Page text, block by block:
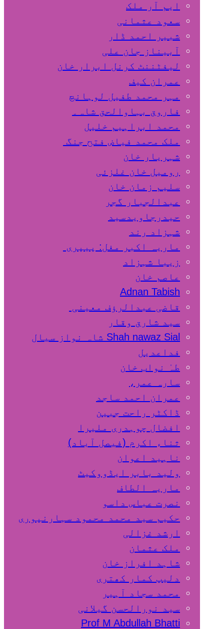
ایم آر ملک
سعود عثمانی
شبیر احمد ڈار
آبیناز جان علی
لیفٹننٹ کرنل ابرار خان
عمران کیف
مہر محمد طفیل لوہانچ
فاروق بہاوالحق شاہ۔
محمد ابراہیم خلیل
ملک محمد فیاض فتح جنگ
شہریار خان
رومیل خان غلزئی
سلیم زمان خان
عبدالجبار گجر
حیدرجاویدسید
شہزاد رند
ماریہ اکبر مغل: پیپری
زیبا شہزاد
عاصم خان
Adnan Tabish
قاضی عبدالرؤف معینی
سید شارق وقار
Shah nawaz Sial شاہ نواز سیال
فداعدیل
طہٰ نواب خان
سارہ عمر،
عمران احمد ساجد
ڈاکٹر راحت جبین
افضال چوہدری ملیرا
ثناء اکرم (فیصل آباد)
ناہید اعوان
ولید بابر ایڈووکیٹ
ماریہ الطاف
نصرت عباس داسو
حکیم سید محمد محمود سہارنپوری
ارشد غزالی
ملک عثمان
شاہد افراز خان
دلیپ کمار کھتری
محمد سجاد آہیر
سید نورالحسن گیلانی
Prof M Abdullah Bhatti